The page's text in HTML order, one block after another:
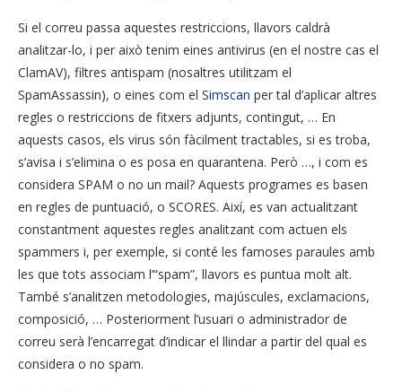
Si el correu passa aquestes restriccions, llavors caldrà
analitzar-lo, i per això tenim eines antivirus (en el nostre cas el
ClamAV), filtres antispam (nosaltres utilitzam el
SpamAssassin), o eines com el Simscan per tal d’aplicar altres
regles o restriccions de fitxers adjunts, contingut, … En
aquests casos, els virus són fàcilment tractables, si es troba,
s’avisa i s’elimina o es posa en quarantena. Però …, i com es
considera SPAM o no un mail? Aquests programes es basen
en regles de puntuació, o SCORES. Així, es van actualitzant
constantment aquestes regles analitzant com actuen els
spammers i, per exemple, si conté les famoses paraules amb
les que tots associam l’“spam”, llavors es puntua molt alt.
També s’analitzen metodologies, majúscules, exclamacions,
composició, … Posteriorment l’usuari o administrador de
correu serà l’encarregat d’indicar el llindar a partir del qual es
considera o no spam.